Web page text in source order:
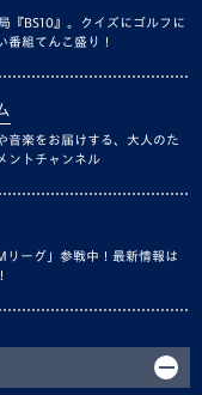
『BS10』。クイズにゴルフに
番組てんこ盛り！
音楽をお届けする、大人のた
ントチャンネル
リーグ」参戦中！最新情報は